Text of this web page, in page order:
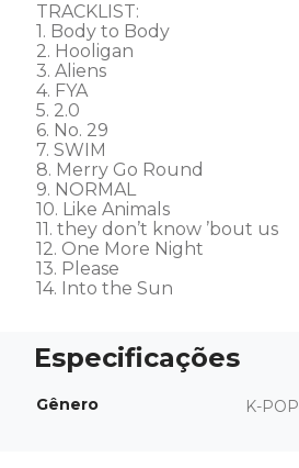
TRACKLIST:
1. Body to Body
2. Hooligan
3. Aliens
4. FYA
5. 2.0
6. No. 29
7. SWIM
8. Merry Go Round
9. NORMAL
10. Like Animals
11. they don’t know ’bout us
12. One More Night
13. Please
14. Into the Sun
Gênero K-POP